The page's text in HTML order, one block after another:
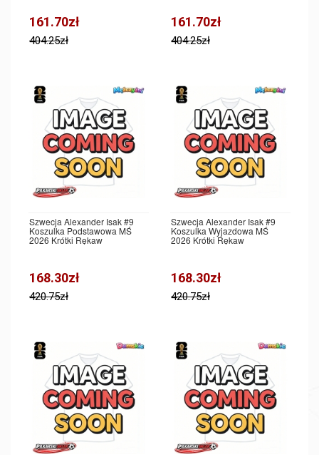
161.70zł
404.25zł
161.70zł
404.25zł
Szwecja Alexander Isak #9
Koszulka Podstawowa MŚ
2026 Krótki Rękaw
168.30zł
420.75zł
Szwecja Alexander Isak #9
Koszulka Wyjazdowa MŚ
2026 Krótki Rękaw
168.30zł
420.75zł